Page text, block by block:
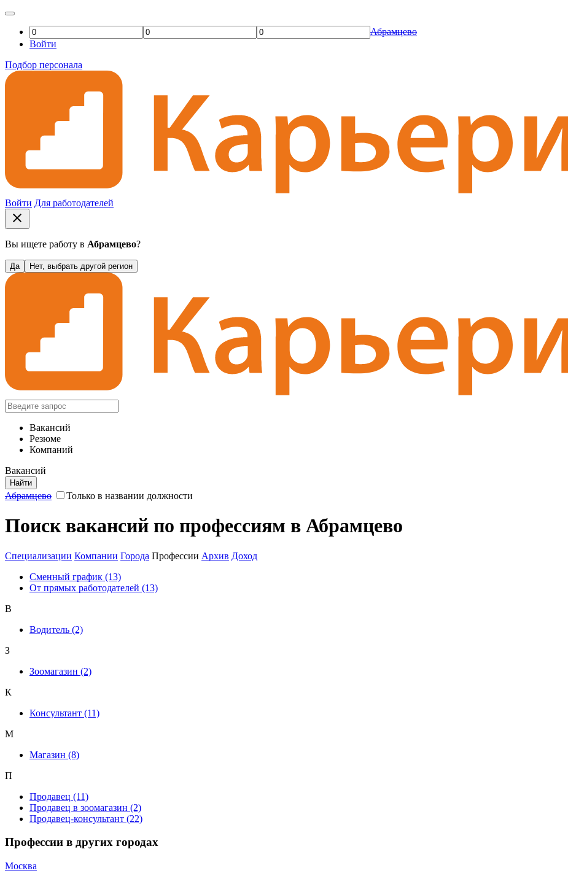
Абрамцево
Войти
Подбор персонала
Войти Для работодателей
close
Вы ищете работу в Абрамцево?
Да Нет, выбрать другой регион
Вакансий
Резюме
Компаний
Вакансий
Найти
Абрамцево Только в названии должности
Поиск вакансий по профессиям в Абрамцево
Специализации Компании Города Профессии Архив Доход
Сменный график (13)
От прямых работодателей (13)
В
Водитель (2)
З
Зоомагазин (2)
К
Консультант (11)
М
Магазин (8)
П
Продавец (11)
Продавец в зоомагазин (2)
Продавец-консультант (22)
Профессии в других городах
Москва